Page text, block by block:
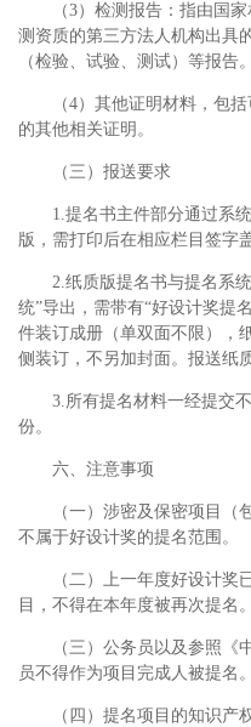
（3）检测报告：指由国
测资质的第三方法人机构出具
（检验、试验、测试）等报告。
（4）其他证明材料，包
的其他相关证明。
（三）报送要求
1.提名书主件部分通过系
版，需打印后在相应栏目签字
2.纸质版提名书与提名系
统”导出，需带有“好设计奖提
件装订成册（单双面不限），
侧装订，不另加封面。报送纸
3.所有提名材料一经提交
份。
六、注意事项
（一）涉密及保密项目（
不属于好设计奖的提名范围。
（二）上一年度好设计奖
目，不得在本年度被再次提名。
（三）公务员以及参照《
员不得作为项目完成人被提名。
（四）提名项目的知识